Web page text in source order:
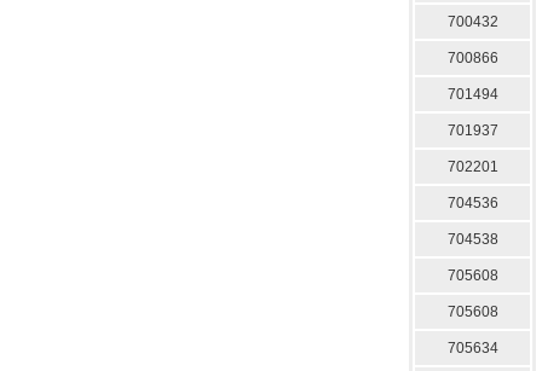
700432
700866
701494
701937
702201
704536
704538
705608
705608
705634